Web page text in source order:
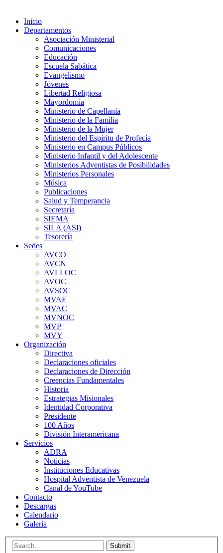
Inicio
Departamentos
Asociación Ministerial
Comunicaciones
Educación
Escuela Sabática
Evangelismo
Jóvenes
Libertad Religiosa
Mayordomía
Ministerio de Capellanía
Ministerio de la Familia
Ministerio de la Mujer
Ministerio del Espíritu de Profecía
Ministerio en Campus Públicos
Ministerio Infantil y del Adolescente
Ministerios Adventistas de Posibilidades
Ministerios Personales
Música
Publicaciones
Salud y Temperancia
Secretaría
SIEMA
SILA (ASI)
Tesorería
Sedes
AVCO
AVCN
AVLLOC
AVOC
AVSOC
MVAE
MVAC
MVNOC
MVP
MVY
Organización
Directiva
Declaraciones oficiales
Declaraciones de Dirección
Creencias Fundamentales
Historia
Estrategias Misionales
Identidad Corporativa
Presidente
100 Años
División Interamericana
Servicios
ADRA
Noticias
Instituciones Educativas
Hospital Adventista de Venezuela
Canal de YouTube
Contacto
Descargas
Calendario
Galería
Submit